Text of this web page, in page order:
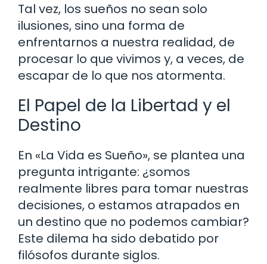
Tal vez, los sueños no sean solo
ilusiones, sino una forma de
enfrentarnos a nuestra realidad, de
procesar lo que vivimos y, a veces, de
escapar de lo que nos atormenta.
El Papel de la Libertad y el
Destino
En «La Vida es Sueño», se plantea una
pregunta intrigante: ¿somos
realmente libres para tomar nuestras
decisiones, o estamos atrapados en
un destino que no podemos cambiar?
Este dilema ha sido debatido por
filósofos durante siglos.